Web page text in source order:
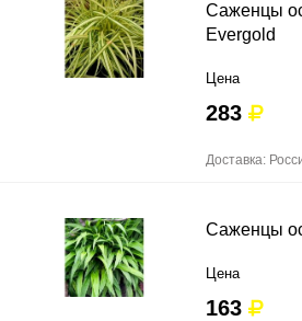
Саженцы
Evergold
Цена
283
Доставка:
Саженцы
Цена
163